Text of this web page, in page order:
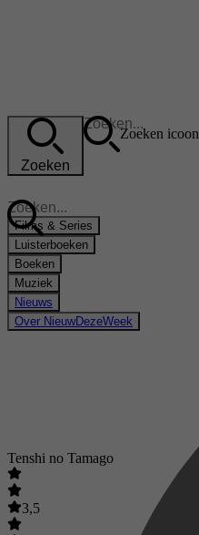
Zoeken
Zoeken icoon
Films & Series
Luisterboeken
Boeken
Muziek
Nieuws
Over NieuwDezeWeek
Tenshi no Tamago
3,5